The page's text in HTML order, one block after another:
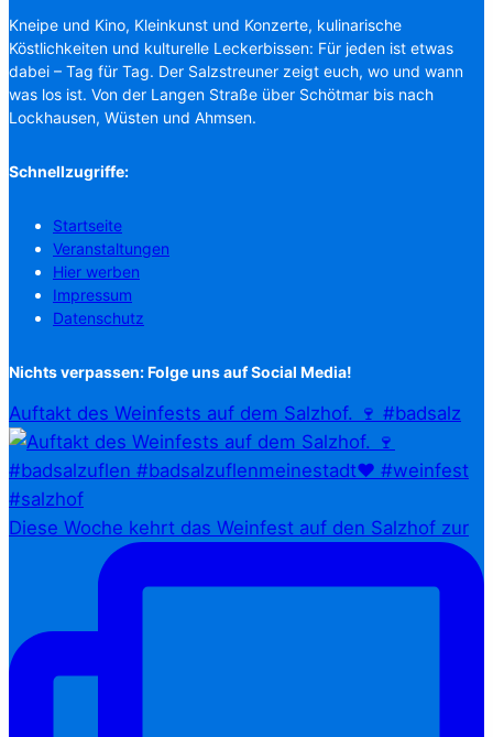
Kneipe und Kino, Kleinkunst und Konzerte, kulinarische
Köstlichkeiten und kulturelle Leckerbissen: Für jeden ist etwas
dabei – Tag für Tag. Der Salzstreuner zeigt euch, wo und wann
was los ist. Von der Langen Straße über Schötmar bis nach
Lockhausen, Wüsten und Ahmsen.
Schnellzugriffe:
Startseite
Veranstaltungen
Hier werben
Impressum
Datenschutz
Nichts verpassen: Folge uns auf Social Media!
Auftakt des Weinfests auf dem Salzhof. 🍷 #badsalz
Diese Woche kehrt das Weinfest auf den Salzhof zur